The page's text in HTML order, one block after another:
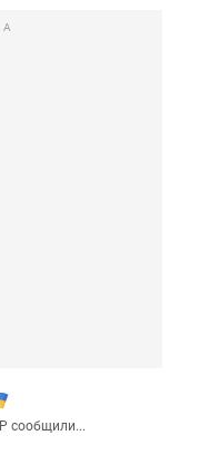
сообщили...